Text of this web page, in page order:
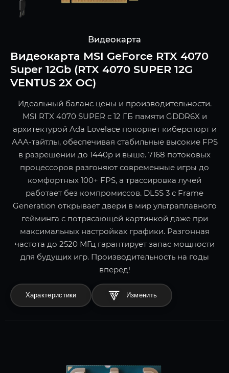
Видеокарта
Видеокарта MSI GeForce RTX 4070
Super 12Gb (RTX 4070 SUPER 12G
VENTUS 2X OC)
Идеальный баланс цены и производительности.
MSI RTX 4070 SUPER с 12 ГБ памяти GDDR6X и
архитектурой Ada Lovelace покоряет киберспорт и
AAA-тайтлы, обеспечивая стабильные высокие FPS
в разрешении до 1440p и выше. 7168 потоковых
процессоров разгоняют современные игры до
комфортных 100+ FPS, а трассировка лучей
работает без компромиссов. DLSS 3 с Frame
Generation открывает двери в мир ультраплавного
гейминга с потрясающей картинкой даже при
максимальных настройках графики. Разгонная
частота до 2520 МГц гарантирует запас мощности
для будущих игр. Производительность на годы
вперёд!
Характеристики